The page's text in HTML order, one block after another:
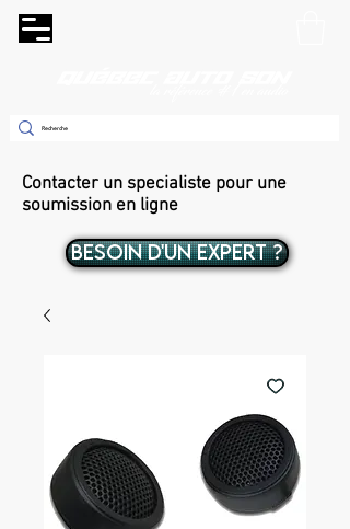
Contacter un specialiste pour une
soumission en ligne
BESOIN D'UN EXPERT ?